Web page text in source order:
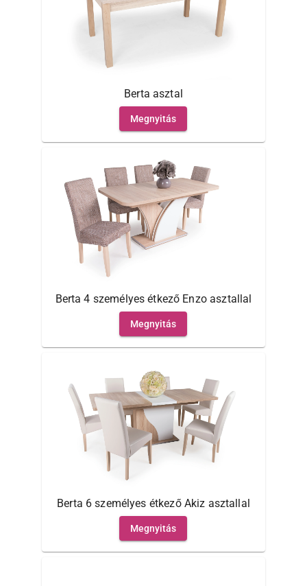
Berta asztal
Megnyitás
Berta 4 személyes étkező Enzo asztallal
Megnyitás
Berta 6 személyes étkező Akiz asztallal
Megnyitás